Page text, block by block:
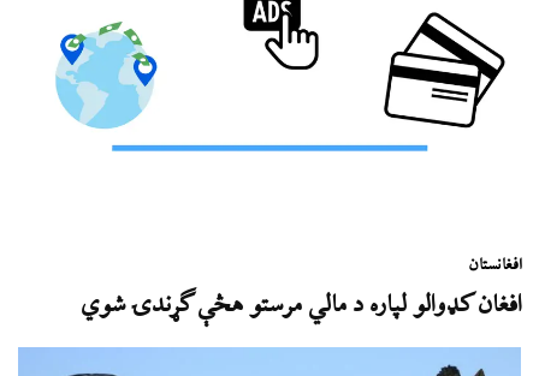
افغانستان
افغان کډوالو لپاره د مالي مرستو هڅې ګړندۍ شوي